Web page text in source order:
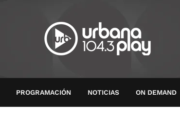
PROGRAMACIÓN NOTICIAS ON DEMAND